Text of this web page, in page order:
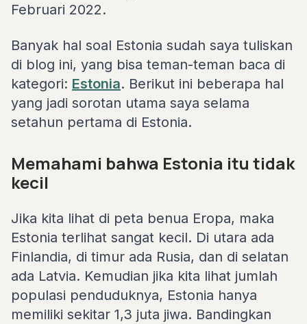
Februari 2022.
Banyak hal soal Estonia sudah saya tuliskan
di blog ini, yang bisa teman-teman baca di
kategori: Estonia. Berikut ini beberapa hal
yang jadi sorotan utama saya selama
setahun pertama di Estonia.
Memahami bahwa Estonia itu tidak
kecil
Jika kita lihat di peta benua Eropa, maka
Estonia terlihat sangat kecil. Di utara ada
Finlandia, di timur ada Rusia, dan di selatan
ada Latvia. Kemudian jika kita lihat jumlah
populasi penduduknya, Estonia hanya
memiliki sekitar 1,3 juta jiwa. Bandingkan